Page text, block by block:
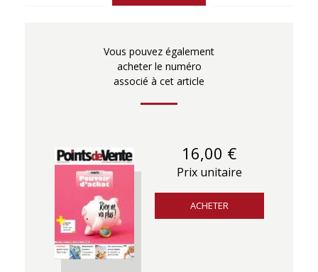
Vous pouvez également
acheter le numéro
associé à cet article
16,00 €
Prix unitaire
ACHETER